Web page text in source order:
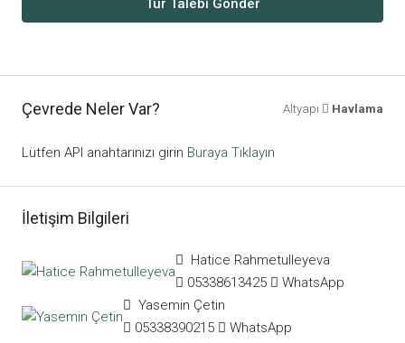
Tur Talebi Gönder
Çevrede Neler Var? Altyapı Havlama
Lütfen API anahtarınızı girin Buraya Tıklayın
İletişim Bilgileri
Hatice Rahmetulleyeva
05338613425
WhatsApp
Yasemin Çetin
05338390215
WhatsApp